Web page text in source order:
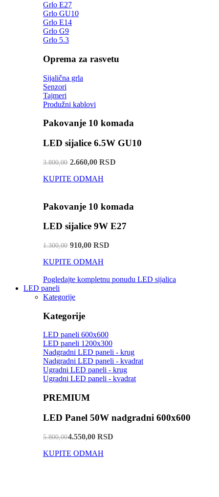
Grlo E27
Grlo GU10
Grlo E14
Grlo G9
Grlo 5.3
Oprema za rasvetu
Sijalična grla
Senzori
Tajmeri
Produžni kablovi
Pakovanje 10 komada
LED sijalice 6.5W GU10
3.800,002.660,00 RSD
KUPITE ODMAH
Pakovanje 10 komada
LED sijalice 9W E27
1.300,00910,00 RSD
KUPITE ODMAH
Pogledajte kompletnu ponudu LED sijalica
LED paneli
Kategorije
Kategorije
LED paneli 600x600
LED paneli 1200x300
Nadgradni LED paneli - krug
Nadgradni LED paneli - kvadrat
Ugradni LED paneli - krug
Ugradni LED paneli - kvadrat
PREMIUM
LED Panel 50W nadgradni 600x600
5.800,004.550,00 RSD
KUPITE ODMAH